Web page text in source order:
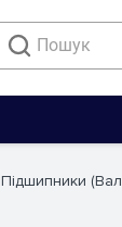
Підшипники